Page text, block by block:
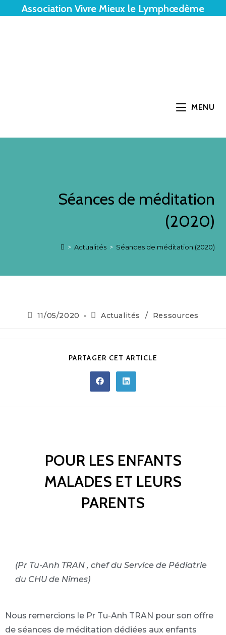
Association Vivre Mieux le Lymphœdème
MENU
Séances de méditation
(2020)
> Actualités > Séances de méditation (2020)
11/05/2020 Actualités / Ressources
PARTAGER CET ARTICLE
POUR LES ENFANTS
MALADES ET LEURS
PARENTS
(Pr Tu-Anh TRAN , chef du Service de Pédiatrie
du CHU de Nîmes)
Nous remercions le Pr Tu-Anh TRAN pour son offre
de séances de méditation dédiées aux enfants